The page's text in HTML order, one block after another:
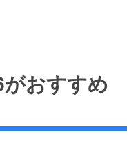
おすすめ